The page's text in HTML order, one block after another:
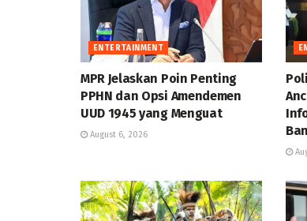
ENTERTAINMENT
MPR Jelaskan Poin Penting
PPHN dan Opsi Amendemen
UUD 1945 yang Menguat
August 6, 2026